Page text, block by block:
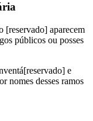
[reservado] aparecem
públicos ou posses
e
nomes desses ramos